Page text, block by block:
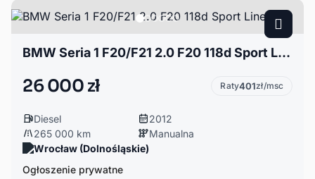
BMW Seria 1 F20/F21 2.0 F20 118d Sport Line
26 000 zł Raty401zł/msc
Diesel
2012
265 000 km
Manualna
Wrocław (Dolnośląskie)
Ogłoszenie prywatne